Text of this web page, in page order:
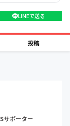
LINEで送る
投稿
サポーター